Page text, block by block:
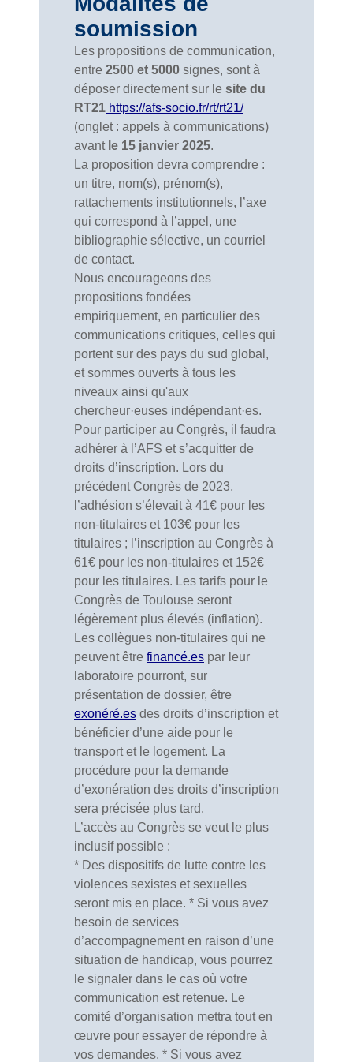
soumission
Les propositions de communication,
entre 2500 et 5000 signes, sont à
déposer directement sur le site du
RT21 https://afs-socio.fr/rt/rt21/
(onglet : appels à communications)
avant le 15 janvier 2025.
La proposition devra comprendre :
un titre, nom(s), prénom(s),
rattachements institutionnels, l’axe
qui correspond à l’appel, une
bibliographie sélective, un courriel
de contact.
Nous encourageons des
propositions fondées
empiriquement, en particulier des
communications critiques, celles qui
portent sur des pays du sud global,
et sommes ouverts à tous les
niveaux ainsi qu'aux
chercheur·euses indépendant·es.
Pour participer au Congrès, il faudra
adhérer à l’AFS et s’acquitter de
droits d’inscription. Lors du
précédent Congrès de 2023,
l’adhésion s’élevait à 41€ pour les
non-titulaires et 103€ pour les
titulaires ; l’inscription au Congrès à
61€ pour les non-titulaires et 152€
pour les titulaires. Les tarifs pour le
Congrès de Toulouse seront
légèrement plus élevés (inflation).
Les collègues non-titulaires qui ne
peuvent être financé.es par leur
laboratoire pourront, sur
présentation de dossier, être
exonéré.es des droits d’inscription et
bénéficier d’une aide pour le
transport et le logement. La
procédure pour la demande
d’exonération des droits d’inscription
sera précisée plus tard.
L’accès au Congrès se veut le plus
inclusif possible :
* Des dispositifs de lutte contre les
violences sexistes et sexuelles
seront mis en place. * Si vous avez
besoin de services
d’accompagnement en raison d’une
situation de handicap, vous pourrez
le signaler dans le cas où votre
communication est retenue. Le
comité d’organisation mettra tout en
œuvre pour essayer de répondre à
vos demandes. * Si vous avez